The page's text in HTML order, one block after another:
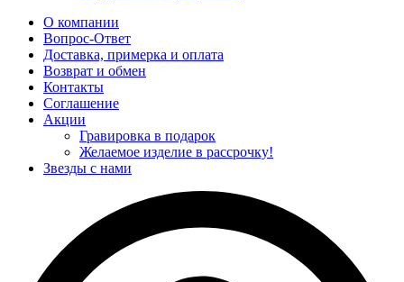
О компании
Вопрос-Ответ
Доставка, примерка и оплата
Возврат и обмен
Контакты
Соглашение
Акции
Гравировка в подарок
Желаемое изделие в рассрочку!
Звезды с нами